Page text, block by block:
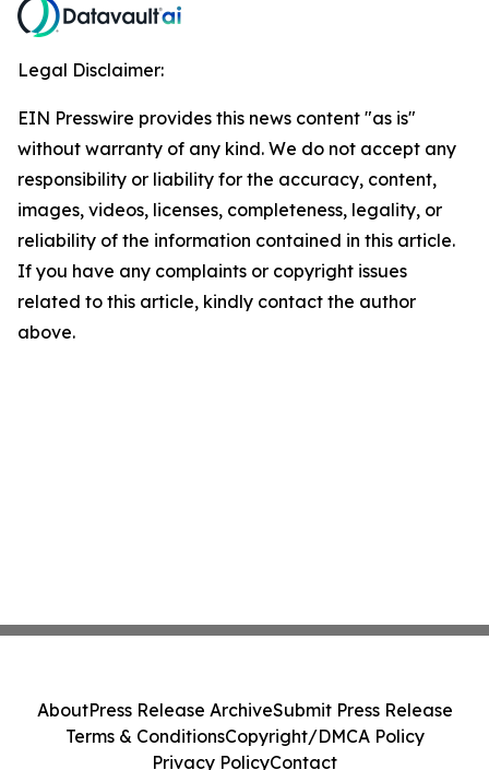
Legal Disclaimer:
EIN Presswire provides this news content "as is"
without warranty of any kind. We do not accept any
responsibility or liability for the accuracy, content,
images, videos, licenses, completeness, legality, or
reliability of the information contained in this article.
If you have any complaints or copyright issues
related to this article, kindly contact the author
above.
AboutPress Release ArchiveSubmit Press Release
Terms & ConditionsCopyright/DMCA Policy
Privacy PolicyContact